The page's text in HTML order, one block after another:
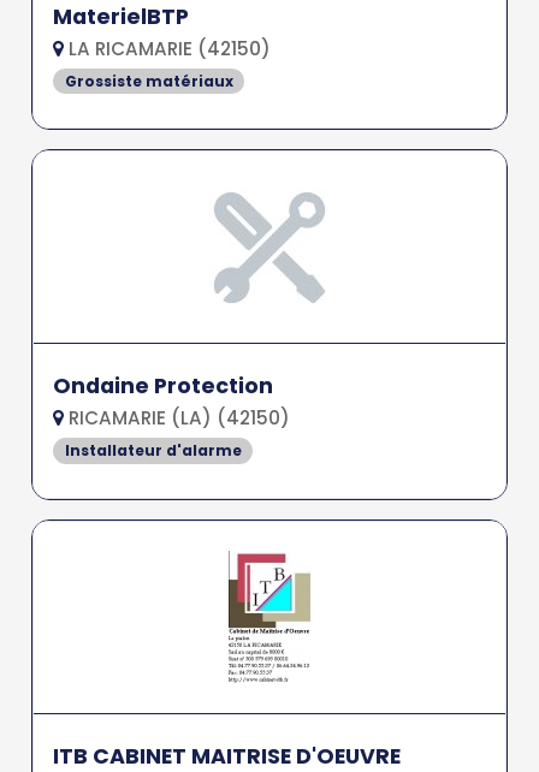
MaterielBTP
LA RICAMARIE (42150)
Grossiste matériaux
Ondaine Protection
RICAMARIE (LA) (42150)
Installateur d'alarme
ITB CABINET MAITRISE D'OEUVRE